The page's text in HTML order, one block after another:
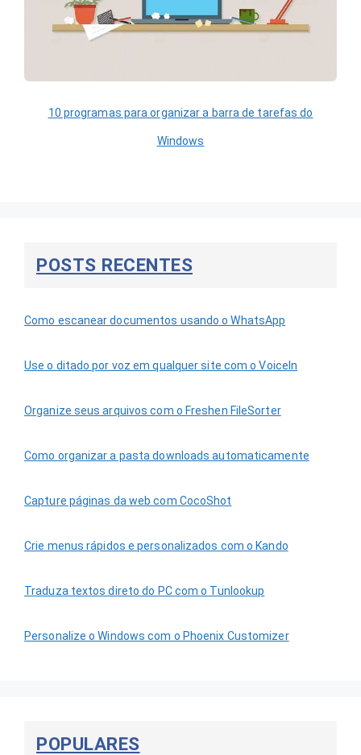
10 programas para organizar a barra de tarefas do
Windows
POSTS RECENTES
Como escanear documentos usando o WhatsApp
Use o ditado por voz em qualquer site com o VoiceIn
Organize seus arquivos com o Freshen FileSorter
Como organizar a pasta downloads automaticamente
Capture páginas da web com CocoShot
Crie menus rápidos e personalizados com o Kando
Traduza textos direto do PC com o Tunlookup
Personalize o Windows com o Phoenix Customizer
POPULARES